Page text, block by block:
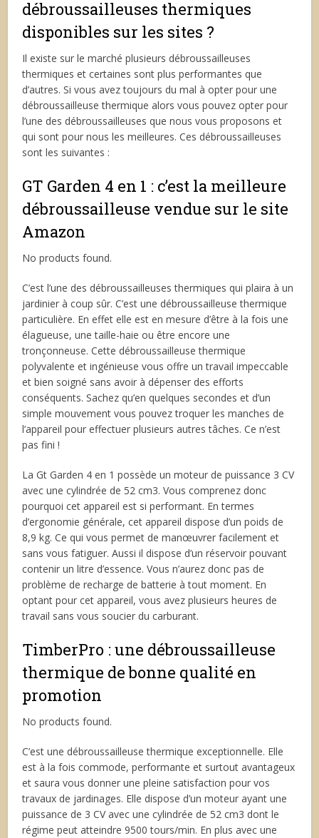
débroussailleuses thermiques
disponibles sur les sites ?
Il existe sur le marché plusieurs débroussailleuses
thermiques et certaines sont plus performantes que
d’autres. Si vous avez toujours du mal à opter pour une
débroussailleuse thermique alors vous pouvez opter pour
l’une des débroussailleuses que nous vous proposons et
qui sont pour nous les meilleures. Ces débroussailleuses
sont les suivantes :
GT Garden 4 en 1 : c’est la meilleure
débroussailleuse vendue sur le site
Amazon
No products found.
C’est l’une des débroussailleuses thermiques qui plaira à un
jardinier à coup sûr. C’est une débroussailleuse thermique
particulière. En effet elle est en mesure d’être à la fois une
élagueuse, une taille-haie ou être encore une
tronçonneuse. Cette débroussailleuse thermique
polyvalente et ingénieuse vous offre un travail impeccable
et bien soigné sans avoir à dépenser des efforts
conséquents. Sachez qu’en quelques secondes et d’un
simple mouvement vous pouvez troquer les manches de
l’appareil pour effectuer plusieurs autres tâches. Ce n’est
pas fini !
La Gt Garden 4 en 1 possède un moteur de puissance 3 CV
avec une cylindrée de 52 cm3. Vous comprenez donc
pourquoi cet appareil est si performant. En termes
d’ergonomie générale, cet appareil dispose d’un poids de
8,9 kg. Ce qui vous permet de manœuvrer facilement et
sans vous fatiguer. Aussi il dispose d’un réservoir pouvant
contenir un litre d’essence. Vous n’aurez donc pas de
problème de recharge de batterie à tout moment. En
optant pour cet appareil, vous avez plusieurs heures de
travail sans vous soucier du carburant.
TimberPro : une débroussailleuse
thermique de bonne qualité en
promotion
No products found.
C’est une débroussailleuse thermique exceptionnelle. Elle
est à la fois commode, performante et surtout avantageux
et saura vous donner une pleine satisfaction pour vos
travaux de jardinages. Elle dispose d’un moteur ayant une
puissance de 3 CV avec une cylindrée de 52 cm3 dont le
régime peut atteindre 9500 tours/min. En plus avec une